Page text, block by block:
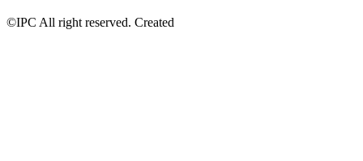
©IPC All right reserved. Created